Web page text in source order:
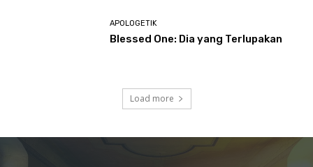
APOLOGETIK
Blessed One: Dia yang Terlupakan
Load more